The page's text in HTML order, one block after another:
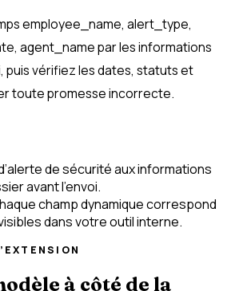
employee_name, alert_type,
agent_name par les informations
puis vérifiez les dates, statuts et
toute promesse incorrecte.
de sécurité aux informations
avant l’envoi.
champ dynamique correspond
dans votre outil interne.
à côté de la